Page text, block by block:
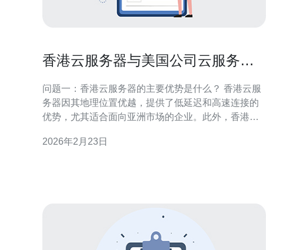
香港云服务器与美国公司云服务器
问题一：香港云服务器的主要优势是什么？ 香港云服
务器因其地理位置优越，提供了低延迟和高速连接的
优势，尤其适合面向亚洲市场的企业。此外，香港的
性。香港云服务器还具有多样化的服务选项和灵活的
2026年2月23日